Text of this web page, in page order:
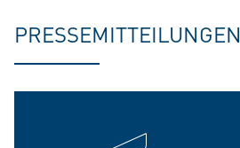
PRESSEMITTEILUNGEN